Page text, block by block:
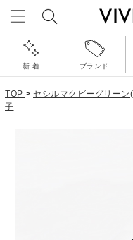
新 着 ブランド
TOP > セシルマクビーグリー
子